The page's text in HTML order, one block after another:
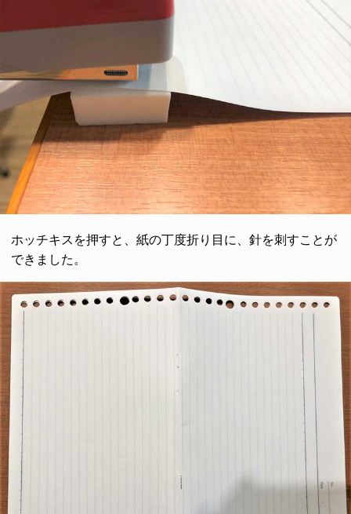
ホッチキスを押すと、紙の丁度折り目に、針を刺すことが
できました。